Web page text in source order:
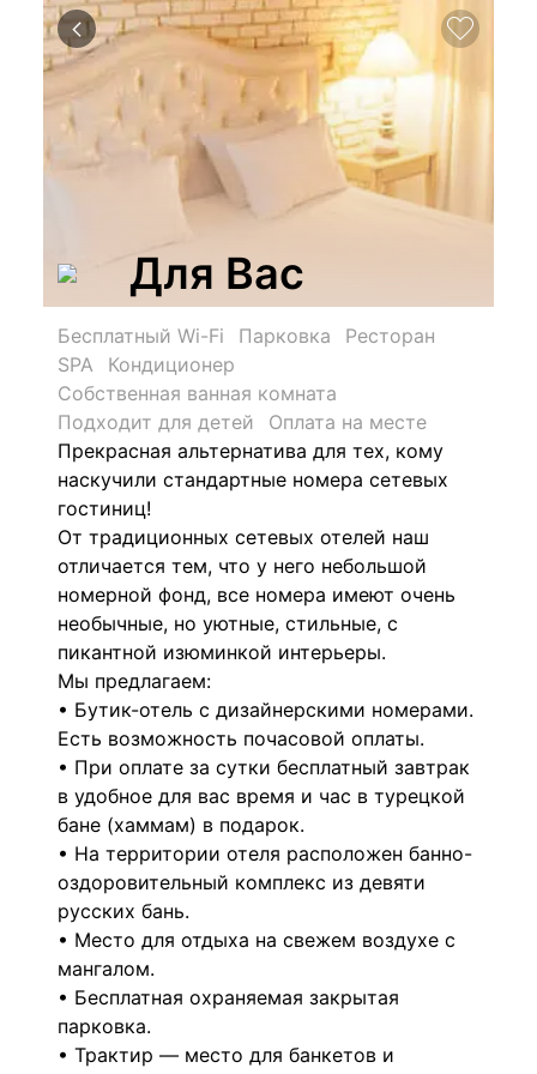
Для Вас
Бесплатный Wi-Fi Парковка
Ресторан
SPA
Кондиционер
Собственная ванная комната
Подходит для детей
Оплата на месте
Прекрасная альтернатива для тех, кому
наскучили стандартные номера сетевых
гостиниц!
От традиционных сетевых отелей наш
отличается тем, что у него небольшой
номерной фонд, все номера имеют очень
необычные, но уютные, стильные, с
пикантной изюминкой интерьеры.
Мы предлагаем:
• Бутик-отель с дизайнерскими номерами.
Есть возможность почасовой оплаты.
• При оплате за сутки бесплатный завтрак
в удобное для вас время и час в турецкой
бане (хаммам) в подарок.
• На территории отеля расположен банно-
оздоровительный комплекс из девяти
русских бань.
• Место для отдыха на свежем воздухе с
мангалом.
• Бесплатная охраняемая закрытая
парковка.
• Трактир — место для банкетов и